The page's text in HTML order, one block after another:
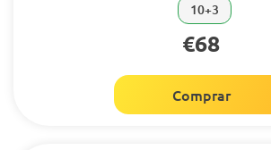
10+3
€68
Comprar